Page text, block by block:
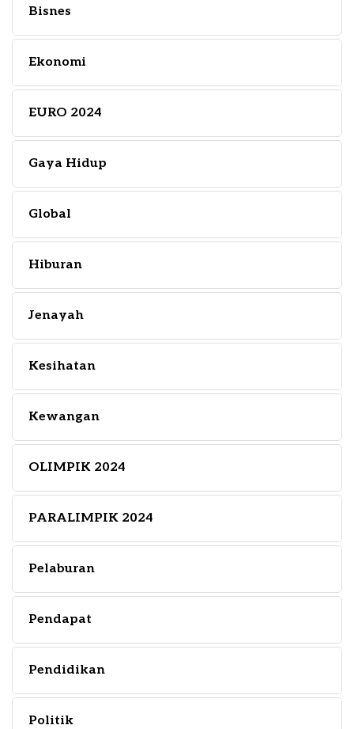
Bisnes
Ekonomi
EURO 2024
Gaya Hidup
Global
Hiburan
Jenayah
Kesihatan
Kewangan
OLIMPIK 2024
PARALIMPIK 2024
Pelaburan
Pendapat
Pendidikan
Politik